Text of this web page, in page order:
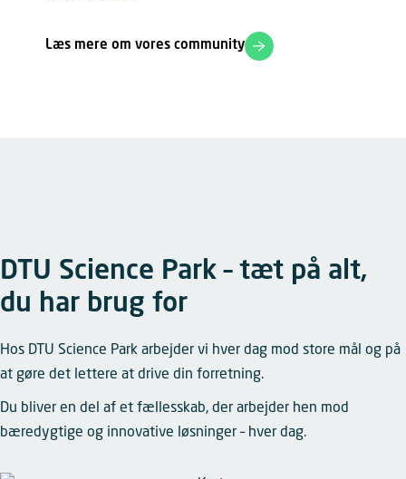
Læs mere om vores community
DTU Science Park – tæt på alt,
du har brug for
Hos DTU Science Park arbejder vi hver dag mod store mål og på
at gøre det lettere at drive din forretning.
Du bliver en del af et fællesskab, der arbejder hen mod
bæredygtige og innovative løsninger – hver dag.